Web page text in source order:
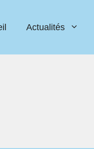
Actualités